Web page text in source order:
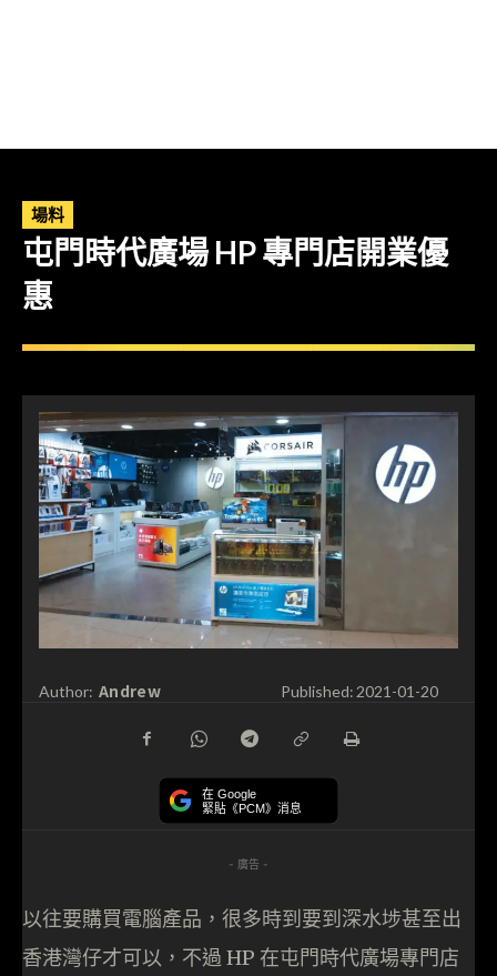
場料
屯門時代廣場 HP 專門店開業優
惠
Author: Andrew Published: 2021-01-20
在 Google
緊貼《PCM》消息
- 廣告 -
以往要購買電腦產品，很多時到要到深水埗甚至出
香港灣仔才可以，不過 HP 在屯門時代廣場專門店